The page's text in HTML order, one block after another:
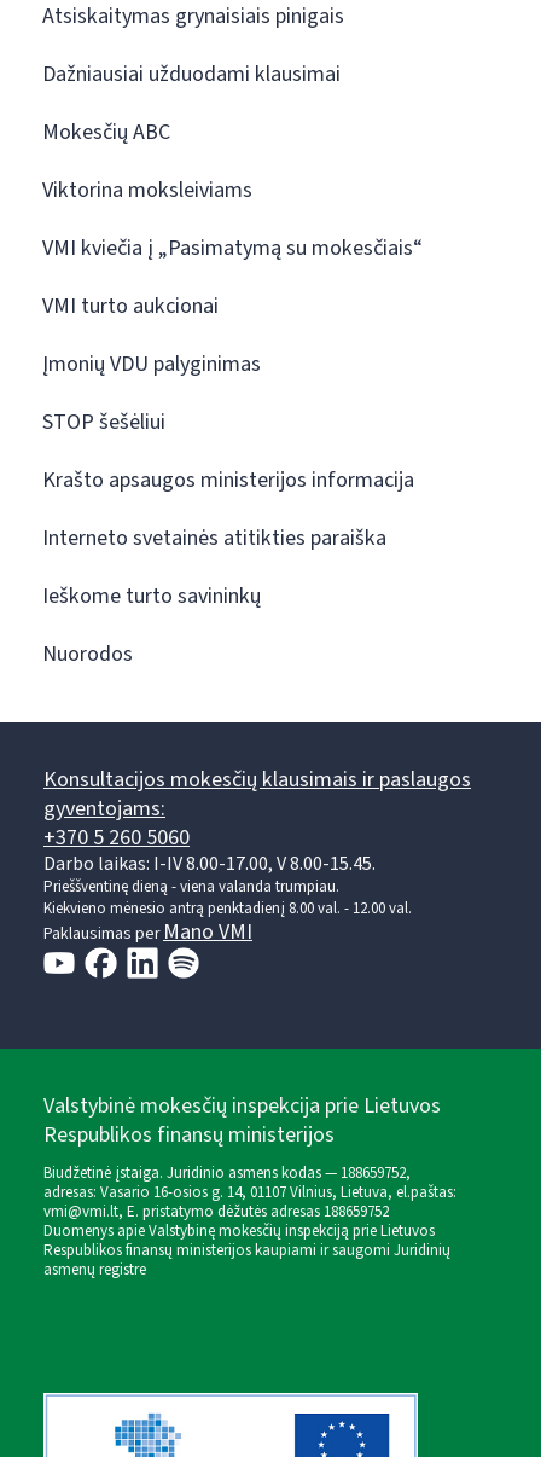
Atsiskaitymas grynaisiais pinigais
Dažniausiai užduodami klausimai
Mokesčių ABC
Viktorina moksleiviams
VMI kviečia į „Pasimatymą su mokesčiais“
VMI turto aukcionai
Įmonių VDU palyginimas
STOP šešėliui
Krašto apsaugos ministerijos informacija
Interneto svetainės atitikties paraiška
Ieškome turto savininkų
Nuorodos
Konsultacijos mokesčių klausimais ir paslaugos
gyventojams:
+370 5 260 5060
Darbo laikas: I-IV 8.00-17.00, V 8.00-15.45.
Prieššventinę dieną - viena valanda trumpiau.
Kiekvieno mėnesio antrą penktadienį 8.00 val. - 12.00 val.
Paklausimas perMano VMI
Valstybinė mokesčių inspekcija prie Lietuvos
Respublikos finansų ministerijos
Biudžetinė įstaiga. Juridinio asmens kodas — 188659752,
adresas: Vasario 16-osios g. 14, 01107 Vilnius, Lietuva, el.paštas:
vmi@vmi.lt, E. pristatymo dėžutės adresas 188659752
Duomenys apie Valstybinę mokesčių inspekciją prie Lietuvos
Respublikos finansų ministerijos kaupiami ir saugomi Juridinių
asmenų registre